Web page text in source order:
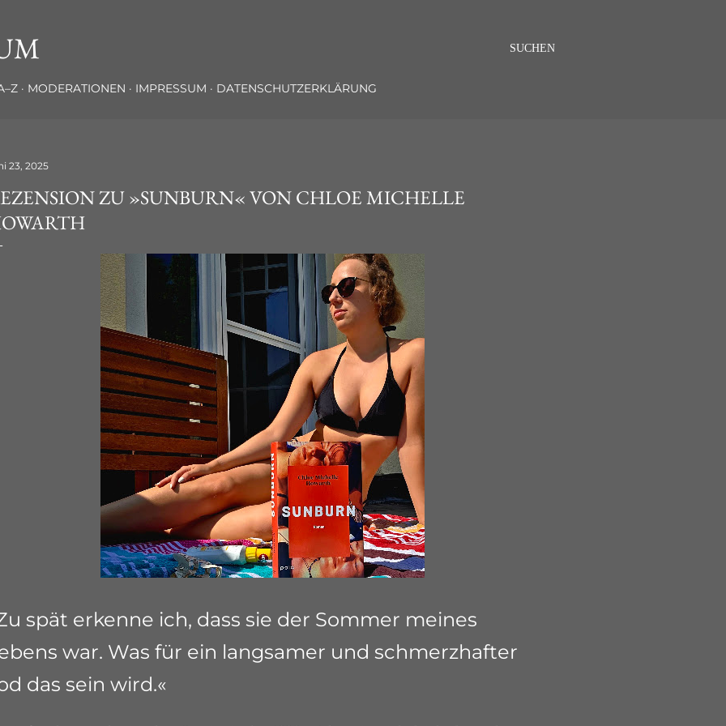
SUCHEN
MODERATIONEN IMPRESSUM DATENSCHUTZERKLÄRUNG
23, 2025
ZU »SUNBURN« VON CHLOE MICHELLE
spät erkenne ich, dass sie der Sommer meines
war. Was für ein langsamer und schmerzhafter
das sein wird.«